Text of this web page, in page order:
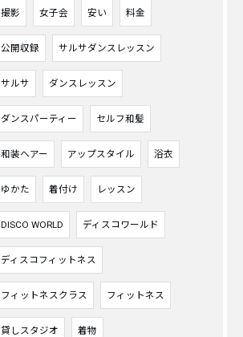
撮影 女子会 安い 料金
公開収録 サルサダンスレッスン
サルサ ダンスレッスン
ダンスパーティー セルフ和髪
和装ヘアー アップスタイル 浴衣
ゆかた 着付け レッスン
DISCO WORLD ディスコワールド
ディスコフィットネス
フィットネスクラス フィットネス
貸しスタジオ 着物